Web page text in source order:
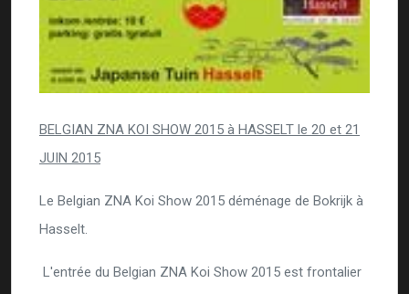
BELGIAN ZNA KOI SHOW 2015 à HASSELT le 20 et 21
JUIN 2015
Le Belgian ZNA Koi Show 2015 déménage de Bokrijk à
Hasselt.
L'entrée du Belgian ZNA Koi Show 2015 est frontalier